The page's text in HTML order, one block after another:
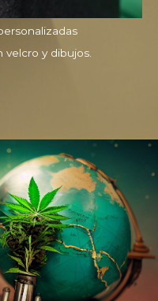
y dibujos.